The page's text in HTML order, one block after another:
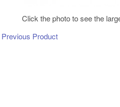
Click the photo to see the
Previous Product